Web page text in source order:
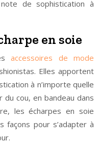
de sophistication à
en soie
accessoires de mode
Elles apportent
à n’importe quelle
cou, en bandeau dans
les écharpes en soie
pour s’adapter à